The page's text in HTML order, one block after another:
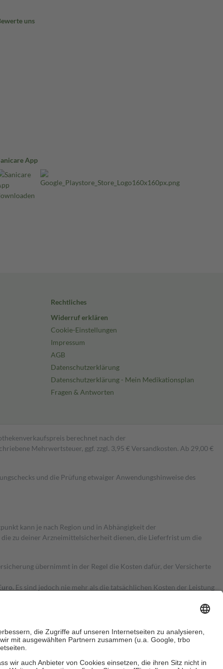
uns
App
Rechtliches
Widerruf erklären
Cookie-Einstellungen
Impressum
AGB
Datenschutzerklärung
Datenschutzerklärung - Mein Medikationsplan
Fragen & Antworten
berechnet nach der
Mehrwertsteuer, ggf. zzgl. 3,95 € Versandkosten. Ab 29,00 €
und die Prüfung etwaiger Anwendungshinweise des
kann je nach Region und in Abhängigkeit der
zu deiner Arzneimittelsicherheit dienen, die Lieferfrist um die
übernimmt in der Regel die Kosten dafür, der Versicherte
Es sind jedoch nie mehr als die tatsächlichen Kosten der Leistung
Zuzahlungen an bei: